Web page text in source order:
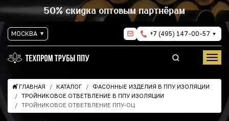
50% скидка оптовым партнёрам
МОСКВА +7 (495) 147-00-57
ГЛАВНАЯ КАТАЛОГ
ФАСОННЫЕ ИЗДЕЛИЯ В ППУ ИЗОЛЯЦИИ
ТРОЙНИКОВОЕ ОТВЕТВЛЕНИЕ В ППУ ИЗОЛЯЦИИ
ТРОЙНИКОВОЕ ОТВЕТВЛЕНИЕ ППУ-ОЦ